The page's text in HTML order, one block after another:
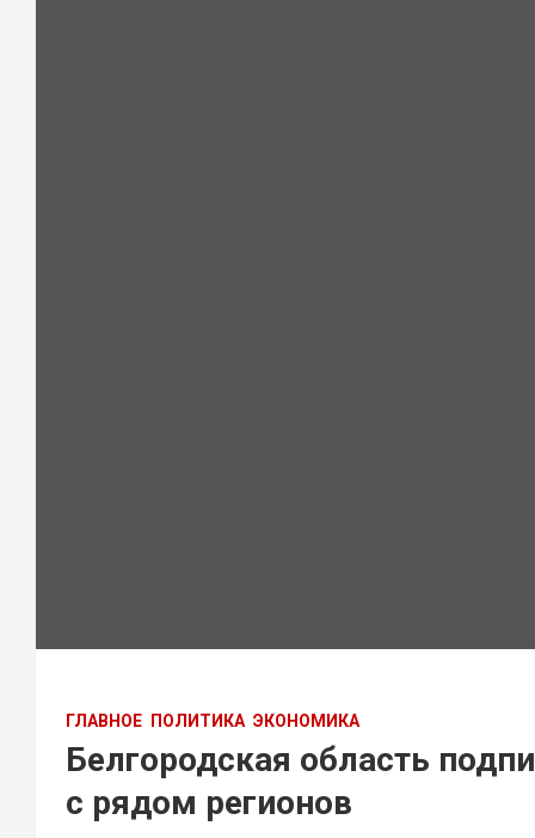
ГЛАВНОЕ ПОЛИТИКА ЭКОНОМИКА
Белгородская область
с рядом регионов